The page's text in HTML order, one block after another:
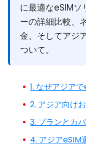
に最適なeSIM
ーの詳細比較、
金、そしてアジ
ついて。
1. なぜアジア
2. アジア向け
3. プランとカ
4. アジアeSIM